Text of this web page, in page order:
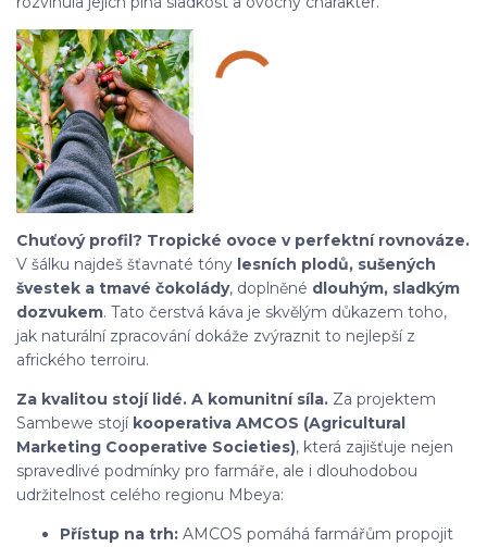
Chuťový profil? Tropické ovoce v perfektní rovnováze.
V šálku najdeš šťavnaté tóny lesních plodů, sušených
švestek a tmavé čokolády, doplněné dlouhým, sladkým
dozvukem. Tato čerstvá káva je skvělým důkazem toho,
jak naturální zpracování dokáže zvýraznit to nejlepší z
afrického terroiru.
Za kvalitou stojí lidé. A komunitní síla. Za projektem
Sambewe stojí kooperativa AMCOS (Agricultural
Marketing Cooperative Societies), která zajišťuje nejen
spravedlivé podmínky pro farmáře, ale i dlouhodobou
udržitelnost celého regionu Mbeya:
Přístup na trh: AMCOS pomáhá farmářům propojit